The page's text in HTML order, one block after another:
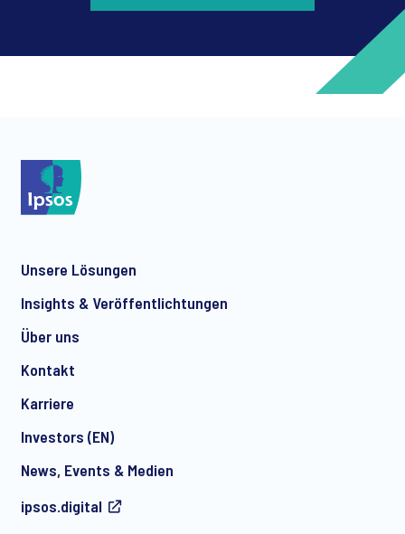
communication about products and services including
Unsere Lösungen
Insights & Veröffentlichtungen
Über uns
Kontakt
Karriere
Investors (EN)
News, Events & Medien
ipsos.digital